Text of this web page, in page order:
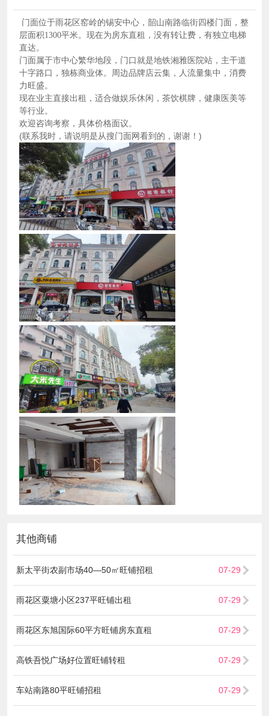
门面位于雨花区窑岭的锡安中心，韶山南路临街四楼门面，整
层面积1300平米。现在为房东直租，没有转让费，有独立电梯
直达。
门面属于市中心繁华地段，门口就是地铁湘雅医院站，主干道
十字路口，独栋商业体。周边品牌店云集，人流量集中，消费
力旺盛。
现在业主直接出租，适合做娱乐休闲，茶饮棋牌，健康医美等
等行业。
欢迎咨询考察，具体价格面议。
(联系我时，请说明是从搜门面网看到的，谢谢！)
其他商铺
新太平街农副市场40—50㎡旺铺招租 07-29
雨花区粟塘小区237平旺铺出租 07-29
雨花区东旭国际60平方旺铺房东直租 07-29
高铁吾悦广场好位置旺铺转租 07-29
车站南路80平旺铺招租 07-29